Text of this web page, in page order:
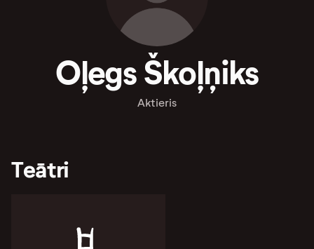
Oļegs Škoļņiks
Aktieris
Teātri